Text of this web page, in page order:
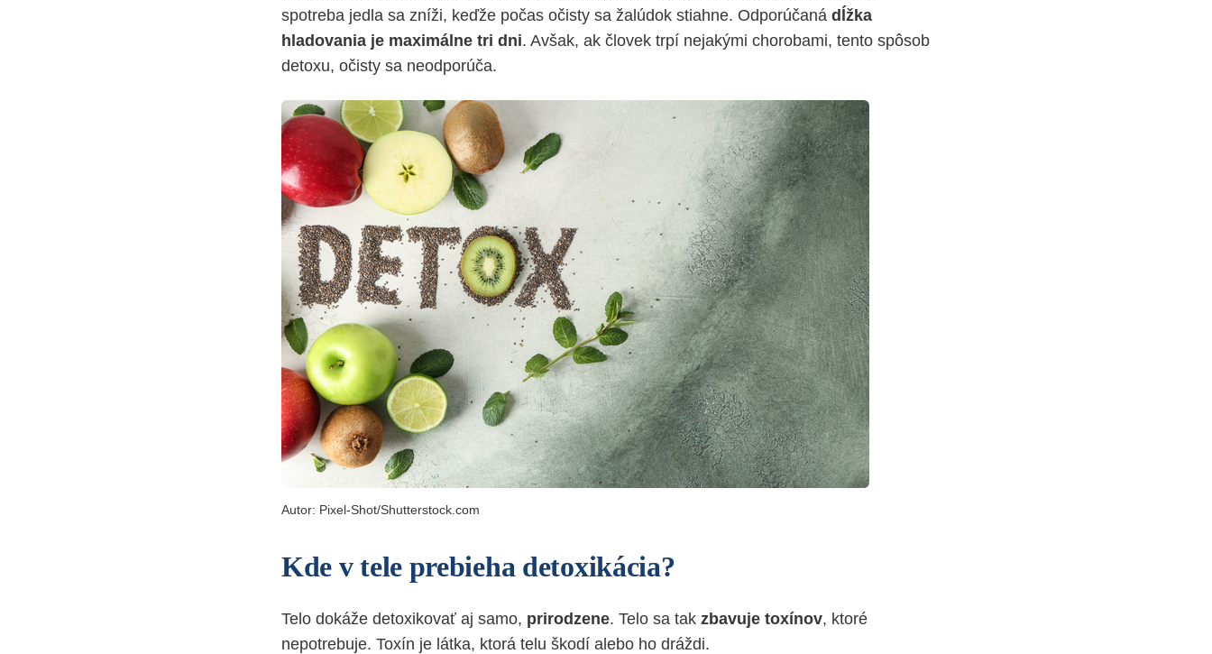
spotreba jedla sa zníži, keďže počas očisty sa žalúdok stiahne. Odporúčaná dĺžka
hladovania je maximálne tri dni. Avšak, ak človek trpí nejakými chorobami, tento spôsob
detoxu, očisty sa neodporúča.
Autor: Pixel-Shot/Shutterstock.com
Kde v tele prebieha detoxikácia?
Telo dokáže detoxikovať aj samo, prirodzene. Telo sa tak zbavuje toxínov, ktoré
nepotrebuje. Toxín je látka, ktorá telu škodí alebo ho dráždi.